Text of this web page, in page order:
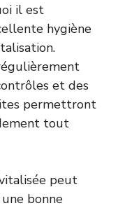
il est
hygiène
et des
permettront
tout
peut
bonne